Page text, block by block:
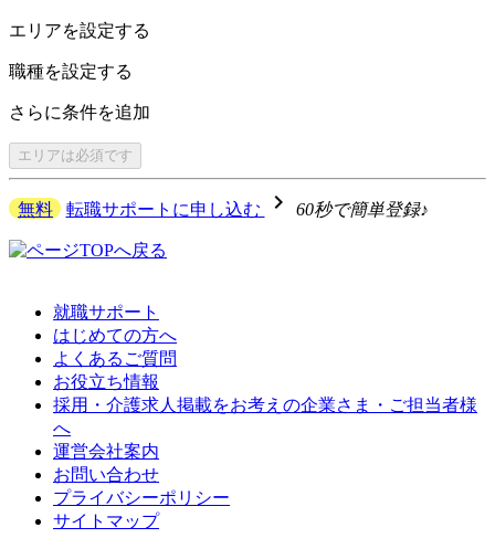
エリアを設定する
職種を設定する
さらに条件を追加
エリアは必須です
無料 転職サポートに申し込む navigate_next 60秒で簡単登録♪
就職サポート
はじめての方へ
よくあるご質問
お役立ち情報
採用・介護求人掲載をお考えの企業さま・ご担当者様
へ
運営会社案内
お問い合わせ
プライバシーポリシー
サイトマップ